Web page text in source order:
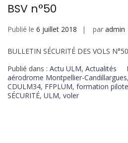
BSV n°50
Publié le 6 juillet 2018 par admin
BULLETIN SÉCURITÉ DES VOLS
Publié dans : Actu ULM, Actualités
aérodrome Montpellier-Candillargues,
CDULM34, FFPLUM, formation pilote
SÉCURITÉ, ULM, voler